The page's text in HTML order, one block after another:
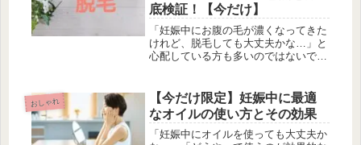
底検証！【今だけ】
「妊娠中にお腹の毛が濃くなってきた
けれど、脱毛しても大丈夫かな…」と
心配している方も多いのではないでし
ります。しかし、デリケートな時期だ
からこそ、脱毛方法には慎重にならざ
る...
おしゃれ
【今だけ限定】妊娠中に最適
なオイルの使い方とその効果
「妊娠中にオイルを使っても大丈夫か